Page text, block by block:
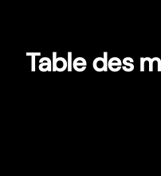
Table des